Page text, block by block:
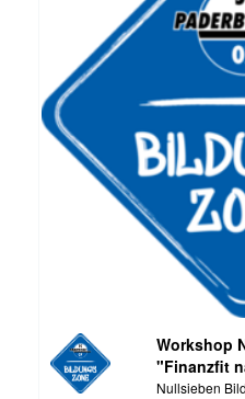
Workshop
"Finanzfit
Nullsieben